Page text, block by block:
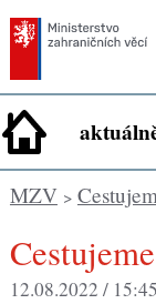
MZV>
12.08.2022 /